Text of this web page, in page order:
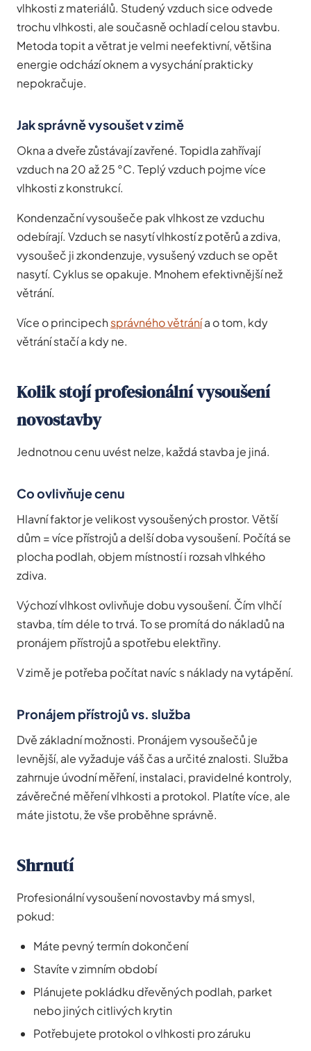
vlhkosti z materiálů. Studený vzduch sice odvede
trochu vlhkosti, ale současně ochladí celou stavbu.
Metoda topit a větrat je velmi neefektivní, většina
energie odchází oknem a vysychání prakticky
nepokračuje.
Jak správně vysoušet v zimě
Okna a dveře zůstávají zavřené. Topidla zahřívají
vzduch na 20 až 25 °C. Teplý vzduch pojme více
vlhkosti z konstrukcí.
Kondenzační vysoušeče pak vlhkost ze vzduchu
odebírají. Vzduch se nasytí vlhkostí z potěrů a zdiva,
vysoušeč ji zkondenzuje, vysušený vzduch se opět
nasytí. Cyklus se opakuje. Mnohem efektivnější než
větrání.
Více o principech správného větránía o tom, kdy
větrání stačí a kdy ne.
Kolik stojí profesionální vysoušení
novostavby
Jednotnou cenu uvést nelze, každá stavba je jiná.
Co ovlivňuje cenu
Hlavní faktor je velikost vysoušených prostor. Větší
dům = více přístrojů a delší doba vysoušení. Počítá se
plocha podlah, objem místností i rozsah vlhkého
zdiva.
Výchozí vlhkost ovlivňuje dobu vysoušení. Čím vlhčí
stavba, tím déle to trvá. To se promítá do nákladů na
pronájem přístrojů a spotřebu elektřiny.
V zimě je potřeba počítat navíc s náklady na vytápění.
Pronájem přístrojů vs. služba
Dvě základní možnosti. Pronájem vysoušečů je
levnější, ale vyžaduje váš čas a určité znalosti. Služba
zahrnuje úvodní měření, instalaci, pravidelné kontroly,
závěrečné měření vlhkosti a protokol. Platíte více, ale
máte jistotu, že vše proběhne správně.
Shrnutí
Profesionální vysoušení novostavby má smysl,
pokud:
Máte pevný termín dokončení
Stavíte v zimním období
Plánujete pokládku dřevěných podlah, parket
nebo jiných citlivých krytin
Potřebujete protokol o vlhkosti pro záruku